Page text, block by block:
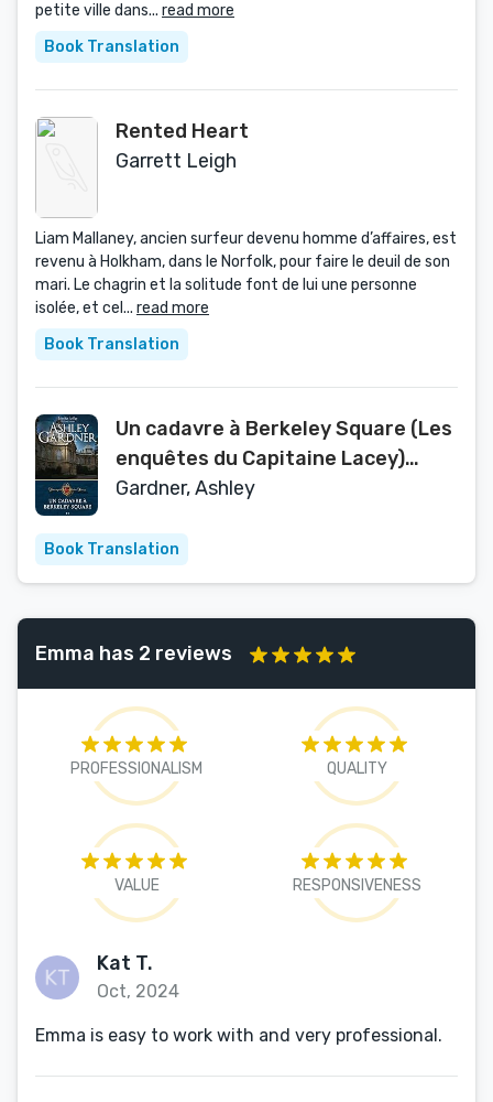
petite ville dans... read more
Book Translation
Rented Heart
Garrett Leigh
Liam Mallaney, ancien surfeur devenu homme d’affaires, est
revenu à Holkham, dans le Norfolk, pour faire le deuil de son
mari. Le chagrin et la solitude font de lui une personne
isolée, et cel... read more
Book Translation
Un cadavre à Berkeley Square (Les
enquêtes du Capitaine Lacey)
(French Edition)
Gardner, Ashley
Book Translation
Emma has 2 reviews
PROFESSIONALISM QUALITY
VALUE RESPONSIVENESS
Kat T.
Oct, 2024
Emma is easy to work with and very professional.